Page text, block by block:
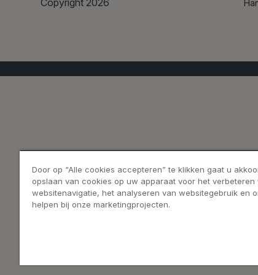
Copyright 2026
Door op “Alle cookies accepteren” te klikken gaat u
opslaan van cookies op uw apparaat voor het verbeteren
websitenavigatie, het analyseren van websitegebruik en
helpen bij onze marketingprojecten.